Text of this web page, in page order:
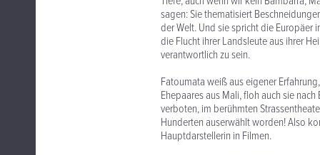
sagen: Sie thematisiert
der Welt. Und sie spricht die Europäer
die Flucht ihrer Landsleute aus ihrer
verantwortlich zu sein.
Fatoumata weiß aus eigener
Ehepaares aus Mali, floh auch sie
verboten, im berühmten
Hunderten auserwählt worden! Also
Hauptdarstellerin in Filmen.